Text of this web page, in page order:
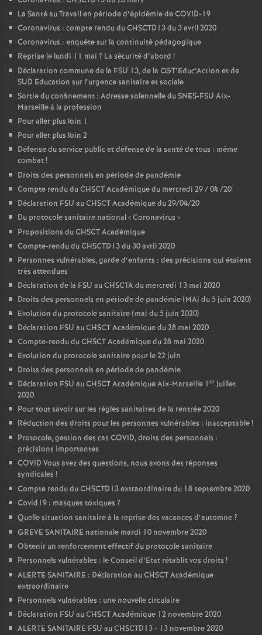
La Santé au Travail en période d’épidémie de COVID-19
Coronavirus : compte rendu du CHSCTD13 du 3 avril 2020
Coronavirus : enquête sur la continuité pédagogique
Reprise le lundi 11 mai ? La sécurité d’abord !
Déclaration commune de la FSU 13, de la CGT’Educ’Action et de
SUD Education sur l’urgence sanitaire et sociale
Sortie du confinement : Adresse solennelle du SNES-FSU Aix-
Marseille à la profession
Pour aller plus loin 1
Pour aller plus loin 2
Défense du service public et défense de la santé de tous : même
combat!
Droits des personnels en période de pandémie
Compte rendu du CHSCT Académique du mercredi 29 / 04 /20
Déclaration FSU au CHSCT Académique du 29/04/20
Du protocole sanitaire national «Coronavirus »
Propositions du CHSCT Académique
Compte-rendu du CHSCTD13 du 30 avril 2020
Personnes vulnérables, garde d’enfants : des précisions qui étaient
très attendues
Déclaration de la FSU au CHSCTA du mercredi 13 mai 2020
Droits des personnels en période de pandémie (MAj du 5 juin 2020)
Evolution du protocole sanitaire (maj du 5 juin 2020)
Déclaration FSU au CHSCT Académique du 28 mai 2020
Compte-rendu du CHSCT Académique du 28 mai 2020
Evolution du protocole sanitaire pour le 22 juin
Droits des personnels en période de pandémie
Déclaration FSU au CHSCT Académique Aix-Marseille 1 er juillet
2020
Pour tout savoir sur les règles sanitaires de la rentrée 2020
Réduction des droits pour les personnes vulnérables : inacceptable!
Protocole, gestion des cas COVID, droits des personnels :
précisions importantes
COVID Vous avez des questions, nous avons des réponses
syndicales !
Compte rendu du CHSCTD13 extraordinaire du 18 septembre 2020
Covid19 : masques toxiques ?
Quelle situation sanitaire à la reprise des vacances d’automne?
GREVE SANITAIRE nationale mardi 10 novembre 2020
Obtenir un renforcement effectif du protocole sanitaire
Personnels vulnérables : le Conseil d’Etat rétablit vos droits !
ALERTE SANITAIRE : Déclaration au CHSCT Académique
extraordinaire
Personnels vulnérables : une nouvelle circulaire
Déclaration FSU au CHSCT Académique 12 novembre 2020
ALERTE SANITAIRE FSU au CHSCTD13 - 13 novembre 2020